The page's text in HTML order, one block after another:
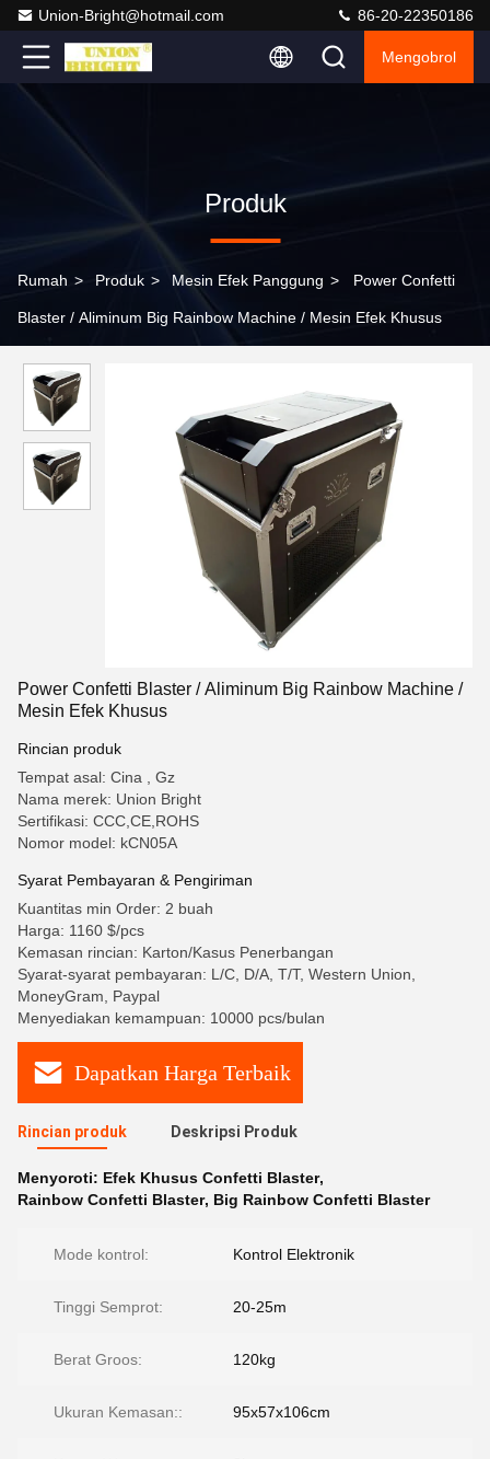
Union-Bright@hotmail.com 86-20-22350186
Mengobrol
Produk
Rumah > Produk > Mesin Efek Panggung > Power Confetti
Blaster / Aliminum Big Rainbow Machine / Mesin Efek Khusus
Power Confetti Blaster / Aliminum Big Rainbow Machine /
Mesin Efek Khusus
Rincian produk
Tempat asal: Cina , Gz
Nama merek: Union Bright
Sertifikasi: CCC,CE,ROHS
Nomor model: kCN05A
Syarat Pembayaran & Pengiriman
Kuantitas min Order: 2 buah
Harga: 1160 $/pcs
Kemasan rincian: Karton/Kasus Penerbangan
Syarat-syarat pembayaran: L/C, D/A, T/T, Western Union,
MoneyGram, Paypal
Menyediakan kemampuan: 10000 pcs/bulan
Dapatkan Harga Terbaik
Rincian produk Deskripsi Produk
Menyoroti: Efek Khusus Confetti Blaster,
Rainbow Confetti Blaster, Big Rainbow Confetti Blaster
Mode kontrol: Kontrol Elektronik
Tinggi Semprot: 20-25m
Berat Groos: 120kg
Ukuran Kemasan:: 95x57x106cm